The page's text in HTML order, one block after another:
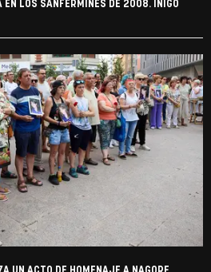
EN LOS SANFERMINES DE 2008. IÑIGO